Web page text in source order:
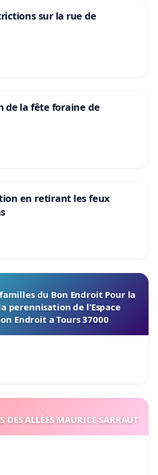
sur la rue de
de la fête foraine de
en retirant les feux
du Bon Endroit Pour la
perennisation de l’Espace
Endroit a Tours 37000
DES ALLÉES MAURICE SARRAUT